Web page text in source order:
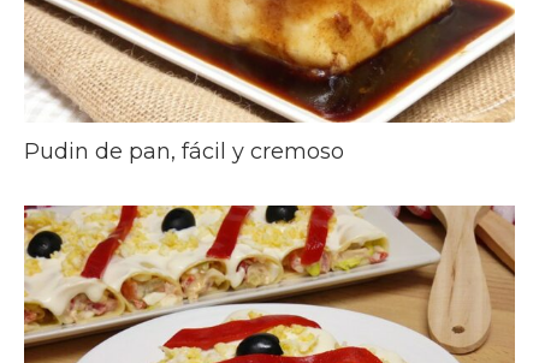
Pudin de pan, fácil y cremoso